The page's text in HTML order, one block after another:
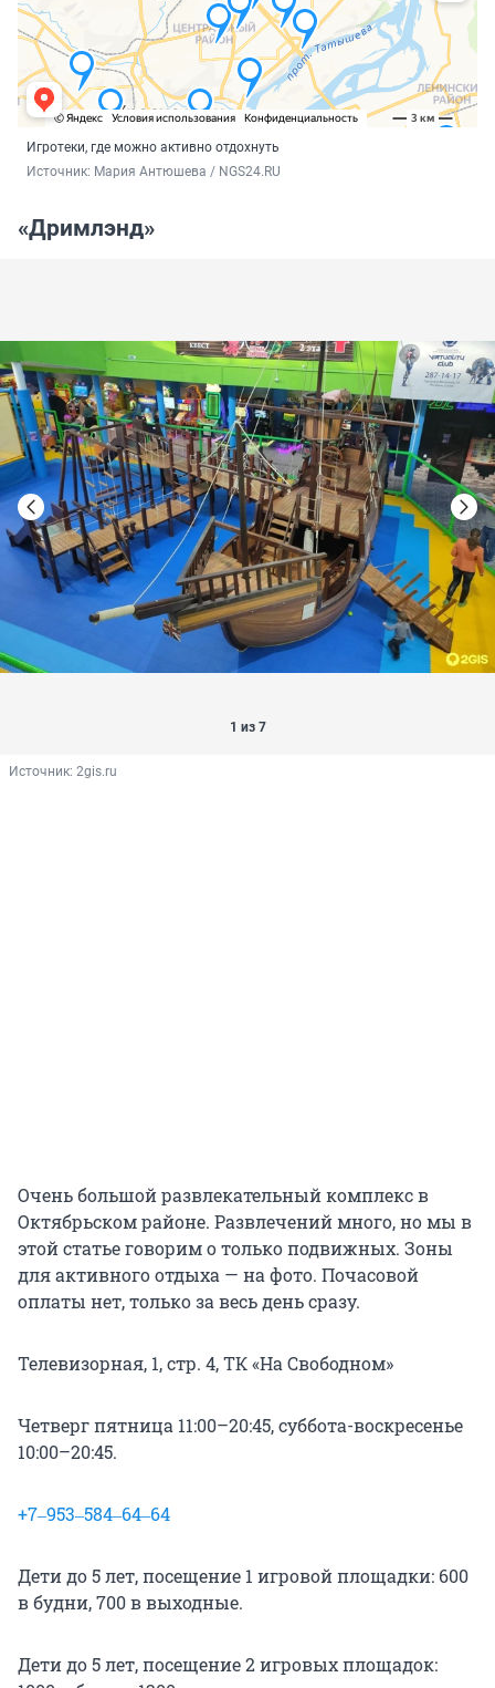
Игротеки, где можно активно отдохнуть
Источник: Мария Антюшева / NGS24.RU
«Дримлэнд»
1 из 7
Источник: 2gis.ru
Очень большой развлекательный комплекс в
Октябрьском районе. Развлечений много, но мы в
этой статье говорим о только подвижных. Зоны
для активного отдыха — на фото. Почасовой
оплаты нет, только за весь день сразу.
Телевизорная, 1, стр. 4, ТК «На Свободном»
Четверг пятница 11:00–20:45, суббота-воскресенье
10:00–20:45.
+7‒953‒584‒64‒64
Дети до 5 лет, посещение 1 игровой площадки: 600
в будни, 700 в выходные.
Дети до 5 лет, посещение 2 игровых площадок: